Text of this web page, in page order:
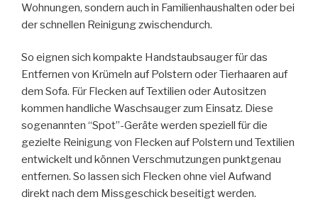
Wohnungen, sondern auch in Familienhaushalten oder bei
der schnellen Reinigung zwischendurch.
So eignen sich kompakte Handstaubsauger für das
Entfernen von Krümeln auf Polstern oder Tierhaaren auf
dem Sofa. Für Flecken auf Textilien oder Autositzen
kommen handliche Waschsauger zum Einsatz. Diese
sogenannten “Spot”-Geräte werden speziell für die
gezielte Reinigung von Flecken auf Polstern und Textilien
entwickelt und können Verschmutzungen punktgenau
entfernen. So lassen sich Flecken ohne viel Aufwand
direkt nach dem Missgeschick beseitigt werden.